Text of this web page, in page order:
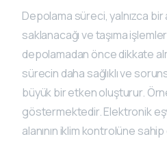
Depolama süreci, yalnızca bir
saklanacağı ve taşıma
depolamadan önce dikkate
sürecin daha sağlıklı ve
büyük bir etken oluşturur.
göstermektedir. Elektronik
alanının iklim kontrolüne